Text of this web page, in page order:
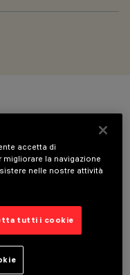
accetta di
la navigazione
nelle nostre attività
tutti i cookie